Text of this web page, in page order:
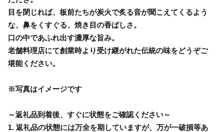
目を閉じれば、板前たちが炭火で炙る音が聞こえてくるよう
な、鼻をくすぐる、焼き目の香ばしさ。
口の中であふれ出す濃厚な旨み。
老舗料理店にて創業時より受け継がれた伝統の味をどうぞご
堪能ください。
※写真はイメージです
～返礼品到着後、すぐに状態をご確認ください～
1. 返礼品の状態には万全を期していますが、万が一破損等あ